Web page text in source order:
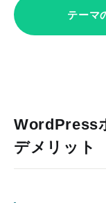
テーマ
WordPress
デメリット